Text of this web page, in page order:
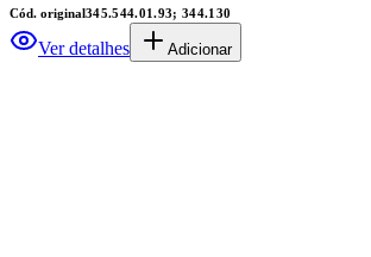
Cód. original345.544.01.93; 344.130
Ver detalhes Adicionar